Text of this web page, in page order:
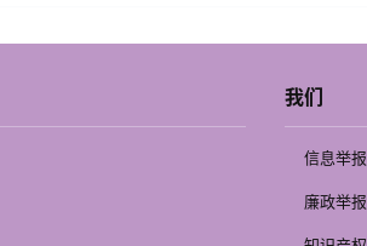
我们
信息举报
廉政举报